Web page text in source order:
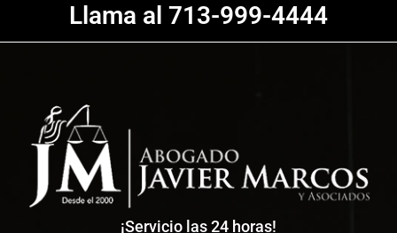
Llama al 713-999-4444
¡Servicio las 24 horas!